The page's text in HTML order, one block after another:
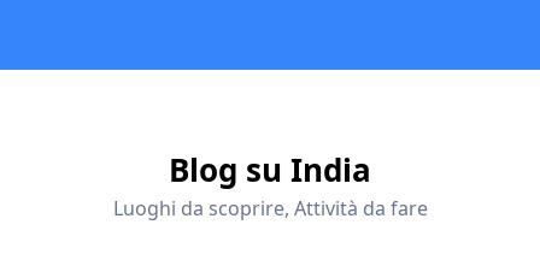
Blog su India
Luoghi da scoprire, Attività da fare